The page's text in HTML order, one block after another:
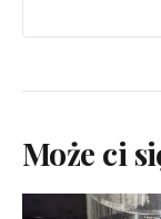
Może ci